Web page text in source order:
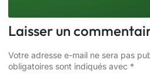
Laisser un
Votre adresse e-mail ne sera pas
obligatoires sont indiqués avec *